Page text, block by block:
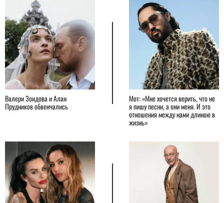
Валери Зоидова и Алан
Прудников обвенчались
Мот: «Мне хочется верить, что не
я пишу песни, а они меня. И это
отношения между нами длиною в
жизнь»